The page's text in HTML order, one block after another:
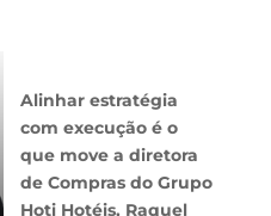
Alinhar estratégia
com execução é o
que move a diretora
de Compras do Grupo
Hoti Hotéis, Raquel